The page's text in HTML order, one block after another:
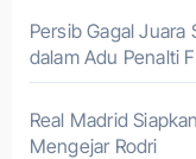
Persib Gagal Juara
dalam Adu Penalti
Real Madrid
Mengejar Rodri